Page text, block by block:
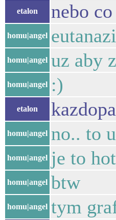
etalon nebo co
homu|angel
homu|angel uz aby
homu|angel :)
etalon
homu|angel no.. to
homu|angel je to
homu|angel btw
homu|angel tym